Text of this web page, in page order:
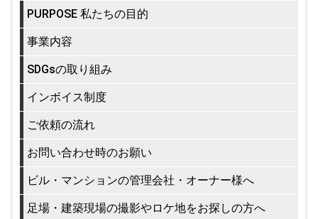
PURPOSE 私たちの目的
事業内容
SDGsの取り組み
インボイス制度
ご依頼の流れ
お問い合わせ時のお願い
ビル・マンションの管理会社・オーナー様へ
足場・建築現場の撮影やロケ地をお探しの方へ